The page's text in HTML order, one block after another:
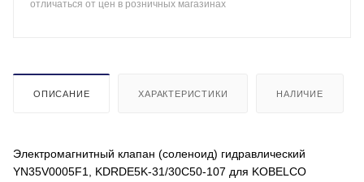
отличаться от цен в розничных магазинах
ОПИСАНИЕ ХАРАКТЕРИСТИКИ НАЛИЧИЕ
Электромагнитный клапан (соленоид) гидравлический
YN35V0005F1, KDRDE5K-31/30C50-107 для KOBELCO